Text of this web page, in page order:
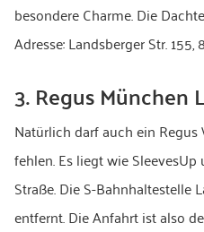
besondere Charme. Die
Adresse: Landsberger Str.
3. Regus München
Natürlich darf auch ein
fehlen. Es liegt wie
Straße. Die S-Bahnhaltestelle
entfernt. Die Anfahrt ist also